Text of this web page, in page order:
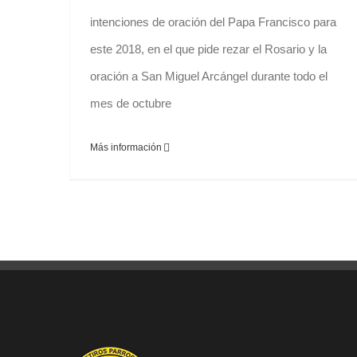
intenciones de oración del Papa Francisco para
este 2018, en el que pide rezar el Rosario y la
oración a San Miguel Arcángel durante todo el
mes de octubre
Más información